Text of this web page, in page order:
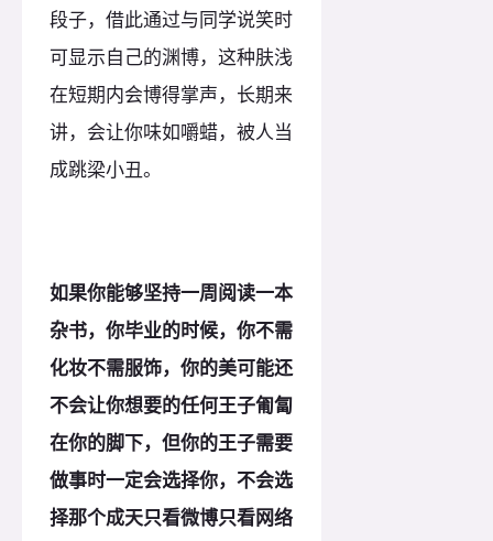
段子，借此通过与同学说笑时
可显示自己的渊博，这种肤浅
在短期内会博得掌声，长期来
讲，会让你味如嚼蜡，被人当
成跳梁小丑。
如果你能够坚持一周阅读一本
杂书，你毕业的时候，你不需
化妆不需服饰，你的美可能还
不会让你想要的任何王子匍匐
在你的脚下，但你的王子需要
做事时一定会选择你，不会选
择那个成天只看微博只看网络